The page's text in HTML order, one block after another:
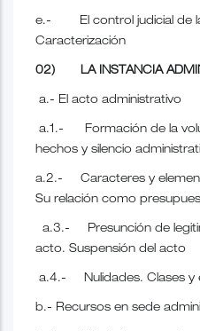
e.- El control judicial de la
Caracterización
02) LA INSTANCIA
a.- El acto
a.1.- Formación de la
hechos y silencio
a.2.- Caracteres y
Su relación como
a.3.- Presunción de
acto. Suspensión del acto
a.4.- Nulidades. Clases y
b.- Recursos en sede